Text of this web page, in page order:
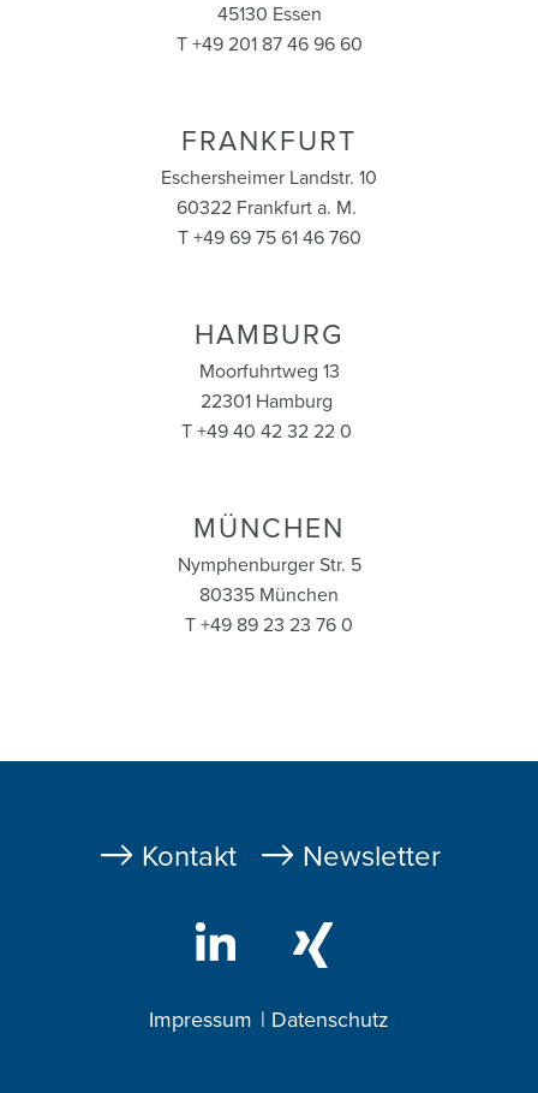
45130 Essen
T +49 201 87 46 96 60
FRANKFURT
Eschersheimer Landstr. 10
60322 Frankfurt a. M.
T +49 69 75 61 46 760
HAMBURG
Moorfuhrtweg 13
22301 Hamburg
T +49 40 42 32 22 0
MÜNCHEN
Nymphenburger Str. 5
80335 München
T +49 89 23 23 76 0
Fußzeile
Kontakt Newsletter
Footer
Impressum Datenschutz